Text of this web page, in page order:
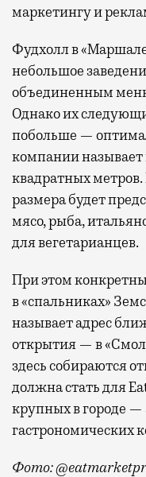
маркетингу и
Фудхолл в
небольшое
объединенным
Однако их
побольше —
компании
квадратных
размера будет
мясо, рыба,
для вегетарианцев.
При этом
в «спальниках»
называет адрес
открытия — в
здесь собираются
должна стать для
крупных в городе —
гастрономических
Фото: